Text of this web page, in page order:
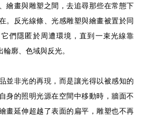
繪畫與雕塑之間，去追尋那些在常態下
。反光線條、光感雕塑與繪畫被置於同
們隱匿於周遭環境，直到一束光線靠
廓、色域與反光。
並非光的再現，而是讓光得以被感知的
身的照明光源在空間中移動時，牆面不
畫延伸超越了表面的扁平，雕塑也不再